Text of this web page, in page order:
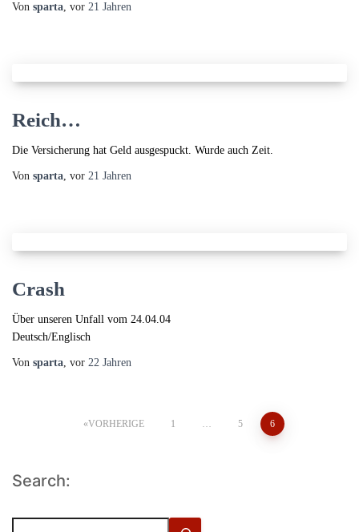
Von sparta, vor 21 Jahren
Reich…
Die Versicherung hat Geld ausgespuckt. Wurde auch Zeit.
Von sparta, vor 21 Jahren
Crash
Über unseren Unfall vom 24.04.04
Deutsch/Englisch
Von sparta, vor 22 Jahren
Seitennummerierung
VORHERIGE 1 … 5 6
Search: